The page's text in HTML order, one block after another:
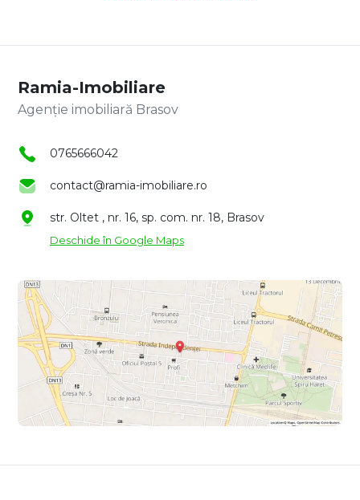
Ramia-Imobiliare
Agenție imobiliară Brasov
0765666042
contact@ramia-imobiliare.ro
str. Oltet , nr. 16, sp. com. nr. 18, Brasov
Deschide în Google Maps